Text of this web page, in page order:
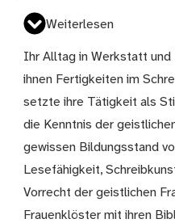
Weiterlesen
Ihr Alltag in Werkstatt
ihnen Fertigkeiten im
setzte ihre Tätigkeit als
die Kenntnis der
gewissen Bildungsstand
Lesefähigkeit,
Vorrecht der geistlichen
Frauenklöster mit ihren